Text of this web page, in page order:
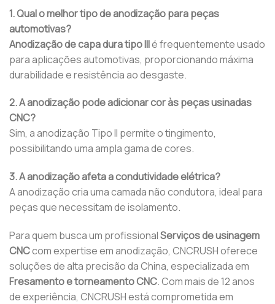
1. Qual o melhor tipo de anodização para peças
automotivas?
Anodização de capa dura tipo IIIé frequentemente usado
para aplicações automotivas, proporcionando máxima
durabilidade e resistência ao desgaste.
2. A anodização pode adicionar cor às peças usinadas
CNC?
Sim, a anodização Tipo II permite o tingimento,
possibilitando uma ampla gama de cores.
3. A anodização afeta a condutividade elétrica?
A anodização cria uma camada não condutora, ideal para
peças que necessitam de isolamento.
Para quem busca um profissionalServiços de usinagem
CNCcom expertise em anodização, CNCRUSH oferece
soluções de alta precisão da China, especializada em
Fresamento e torneamento CNC. Com mais de 12 anos
de experiência, CNCRUSH está comprometida em